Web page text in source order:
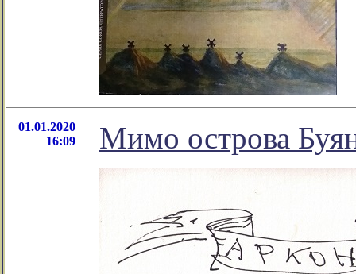
01.01.2020
16:09
Мимо острова